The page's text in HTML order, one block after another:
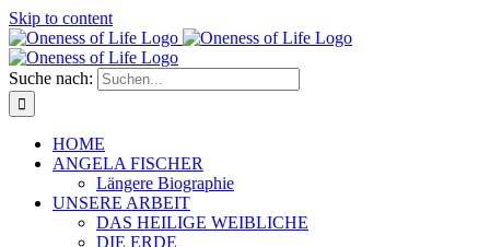
Skip to content
Suche nach:
HOME
ANGELA FISCHER
Längere Biographie
UNSERE ARBEIT
DAS HEILIGE WEIBLICHE
DIE ERDE